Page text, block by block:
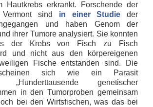
Hautkrebs erkrankt. Forschende der
sind in einer Studie der
und haben Genom der
ihrer Tumore analysiert. Sie konnten
der Krebs von Fisch zu Fisch
und nicht aus den körpereigenen
Fische entstanden sind. Die
scheinen sich wie ein Parasit
„Hunderttausende genetischer
in den Tumorproben gemeinsam
bei den Wirtsfischen, was das bei